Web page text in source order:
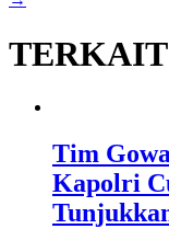
TERKAIT
Tim
Kapolri